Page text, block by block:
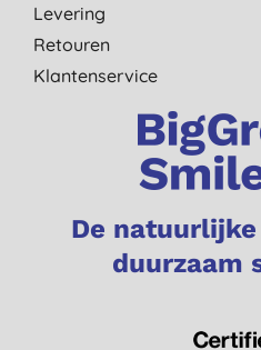
Levering
Retouren
Klantenservice
De
duurzaam